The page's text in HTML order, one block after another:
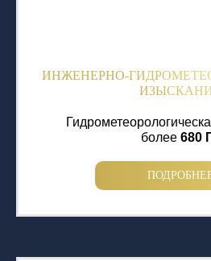
ИНЖЕНЕРНО-
более 680